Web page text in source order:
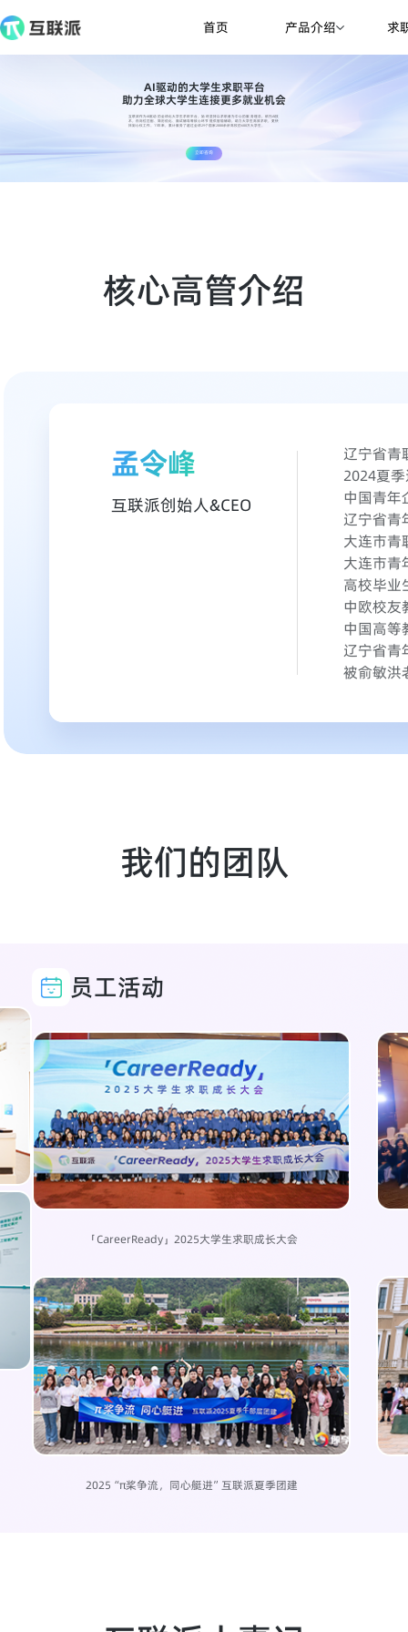
首页 产品介绍 求
AI驱动的大学生求职平台
助力全球大学生连接更多就业机会
互联派作为AI驱动的全球化大学生求职平台，始终坚持以求职者为中心的服务理念，依托AI技
术，在岗位匹配、简历优化、面试辅导等核心环节提供智能辅助，助力大学生高效求职，更快
找到心仪工作。11年来，累计服务了超过全球29个国家2000余所高校的600万大学生。
立即咨询
核心高管介绍
孟令峰
互联派创始人&CEO
辽宁省青
2024夏
中国青年
辽宁省青
大连市青
大连市青
高校毕业
中欧校友
中国高等
辽宁省青
被俞敏洪
我们的团队
员工活动
「CareerReady」2025大学生求职成长大会
2025“π桨争流，同心艇进”互联派夏季团建